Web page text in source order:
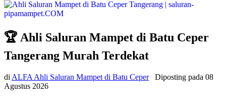
🏆 Ahli Saluran Mampet di Batu Ceper
Tangerang Murah Terdekat
di ALFA Ahli Saluran Mampet di Batu Ceper Diposting pada 08
Agustus 2026